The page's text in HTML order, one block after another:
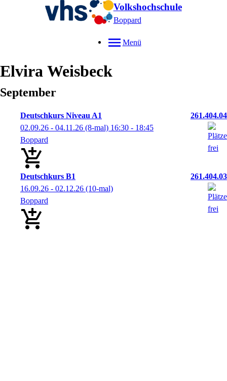
Volkshochschule
Boppard
Menü
Elvira Weisbeck
September
Deutschkurs Niveau A1
261.404.04
02.09.26 - 04.11.26 (8-mal) 16:30 - 18:45
Boppard
Deutschkurs B1
261.404.03
16.09.26 - 02.12.26 (10-mal)
Boppard